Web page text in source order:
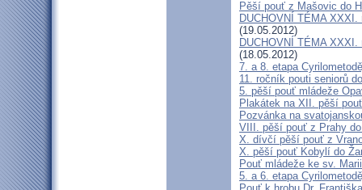
Pěší pouť z Mašovic do
DUCHOVNÍ TÉMA
(19.05.2012)
DUCHOVNÍ TÉMA
(18.05.2012)
7. a 8. etapa
11. ročník pouti seniorů
5. pěší pouť mládeže
Plakátek na XII. pěší
Pozvánka na
VIII. pěší pouť z Prahy
X. dívčí pěší pouť z
X. pěší pouť Kobylí do
Pouť mládeže ke sv.
5. a 6. etapa